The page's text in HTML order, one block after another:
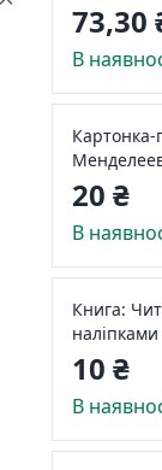
73,30
В
Картонка-
20 ₴
В
Книга:
10 ₴
В